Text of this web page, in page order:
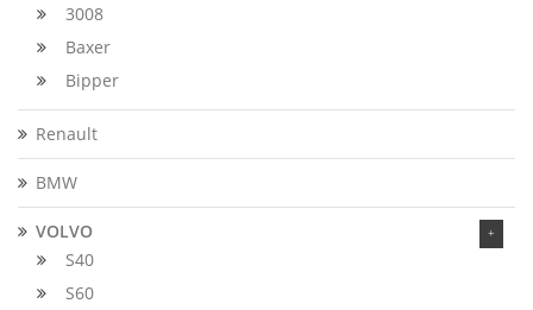
3008
Baxer
Bipper
Renault
BMW
VOLVO
S40
S60